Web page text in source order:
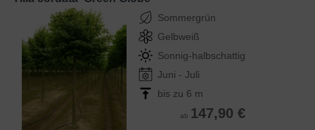
Sommergrün
Gelbweiß
Sonnig-halbschattig
Juni - Juli
bis zu 6 m
ab 147,90 €